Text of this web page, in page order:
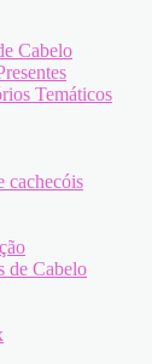
Cabelo
Temáticos
cachecóis
de Cabelo